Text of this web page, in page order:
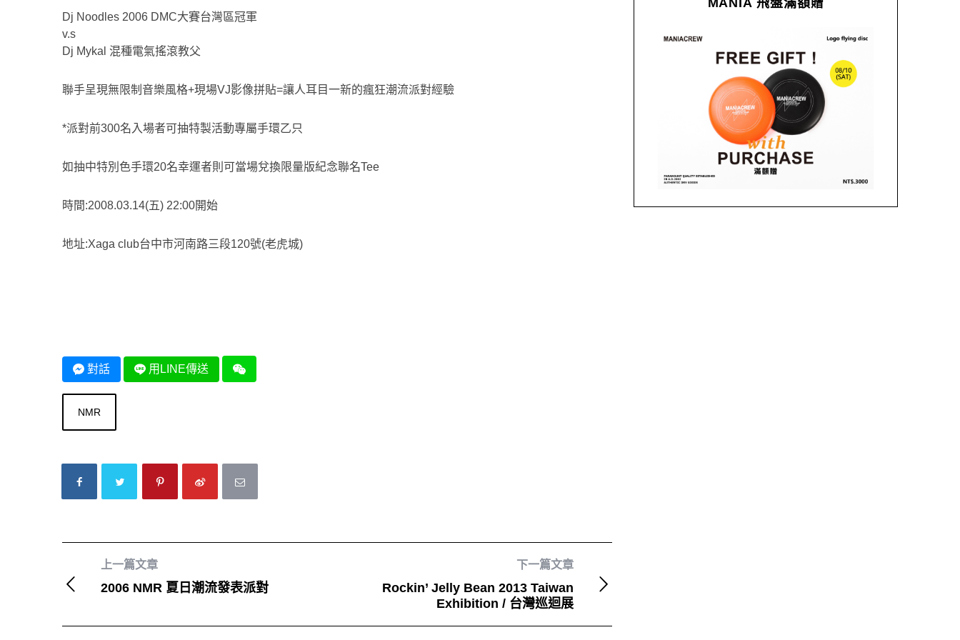
Dj Noodles 2006 DMC大賽台灣區冠軍
v.s
Dj Mykal 混種電氣搖滾教父
聯手呈現無限制音樂風格+現場VJ影像拼貼=讓人耳目一新的瘋狂潮流派對經驗
*派對前300名入場者可抽特製活動專屬手環乙只
如抽中特別色手環20名幸運者則可當場兌換限量版紀念聯名Tee
時間:2008.03.14(五) 22:00開始
地址:Xaga club台中市河南路三段120號(老虎城)
對話 用LINE傳送
NMR
上一篇文章
2006 NMR 夏日潮流發表派對
下一篇文章
Rockin’ Jelly Bean 2013 Taiwan
Exhibition / 台灣巡迴展
MANIA 飛盤滿額贈